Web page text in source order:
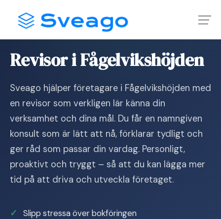
content
Revisor i Fågelvikshöjden
Sveago hjälper företagare i Fågelvikshöjden med
en revisor som verkligen lär känna din
verksamhet och dina mål. Du får en namngiven
konsult som är lätt att nå, förklarar tydligt och
ger råd som passar din vardag. Personligt,
proaktivt och tryggt – så att du kan lägga mer
tid på att driva och utveckla företaget.
Slipp stressa över bokföringen